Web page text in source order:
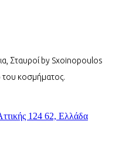
Σταυροί by Sxoinopoulos
του κοσμήματος.
124 62, Ελλάδα